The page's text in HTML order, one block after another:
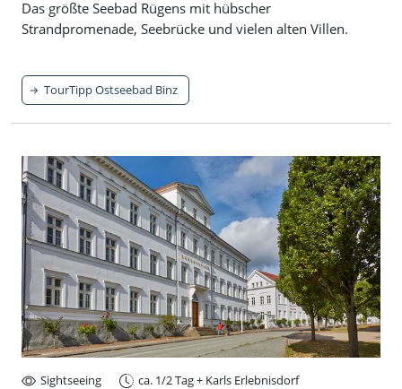
Das größte Seebad Rügens mit hübscher
Strandpromenade, Seebrücke und vielen alten Villen.
TourTipp Ostseebad Binz
Sightseeing ca. 1/2 Tag + Karls Erlebnisdorf